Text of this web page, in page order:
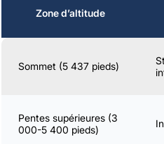
Zone d’altitude
Sommet (5 437 pieds)
Pentes supérieures (3
000-5 400 pieds)